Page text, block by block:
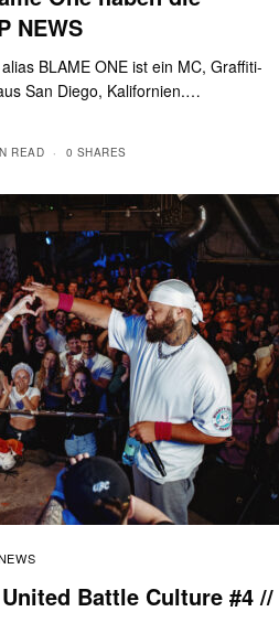
NEWS
BLAME ONE ist ein MC, Graffiti-
San Diego, Kalifornien.…
READ 0 SHARES
Battle Culture #4 //